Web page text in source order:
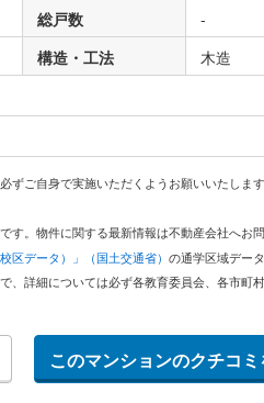
総戸数
-
構造・工法 木造
ご自身で実施いただくようお願いいたします
。物件に関する最新情報は不動産会社へお問
区データ）」（国土交通省） の通学区域デー
詳細については必ず各教育委員会、各市町村
このマンションのクチコ